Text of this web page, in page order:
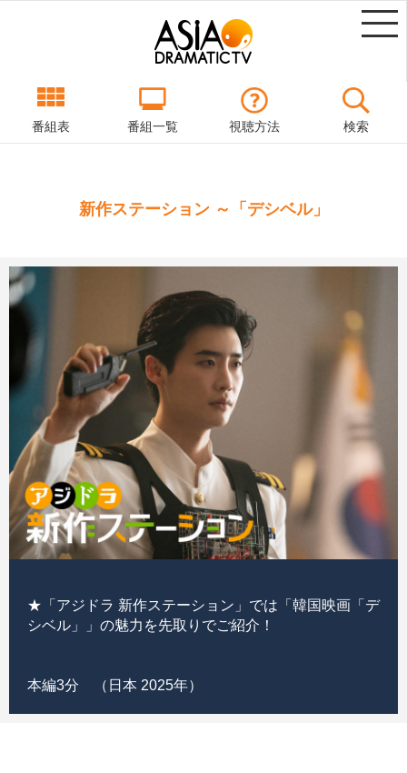
番組表 番組一覧 視聴方法 検索
新作ステーション ～「デシベル」
★「アジドラ 新作ステーション」では「韓国映画「デ
シベル」」の魅力を先取りでご紹介！
本編3分 （日本 2025年）